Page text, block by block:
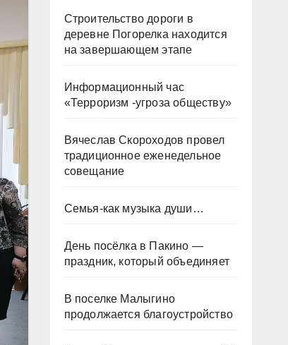
Строительство дороги в
деревне Погорелка находится
на завершающем этапе
Информационный час
«Терроризм -угроза обществу»
Вячеслав Скороходов провел
традиционное еженедельное
совещание
Семья-как музыка души…
День посёлка в Пакино —
праздник, который объединяет
В поселке Малыгино
продолжается благоустройство